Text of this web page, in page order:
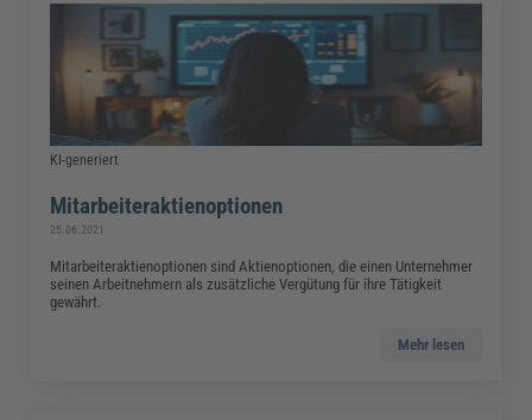
KI-generiert
Mitarbeiteraktienoptionen
25.06.2021
Mitarbeiteraktienoptionen sind Aktienoptionen, die einen Unternehmer
seinen Arbeitnehmern als zusätzliche Vergütung für ihre Tätigkeit
gewährt.
Mehr lesen